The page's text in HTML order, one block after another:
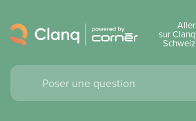
Aller
sur Clanq
Schweiz